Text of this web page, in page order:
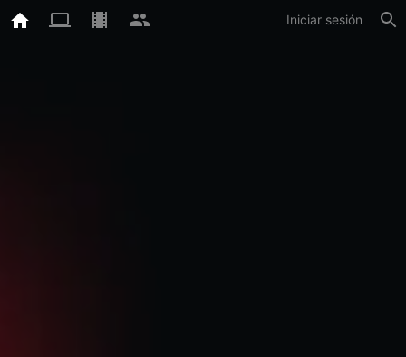
Iniciar sesión